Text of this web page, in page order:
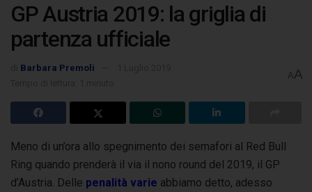
GP Austria 2019: la griglia di
partenza ufficiale
Barbara Premoli
AA
Meno di un’ora allo spegnimento dei semafori al Red Bull
Ring quando prenderà il via il nono round del 2019, il GP
d’Austria. Delle penalità varie abbiamo detto, adesso